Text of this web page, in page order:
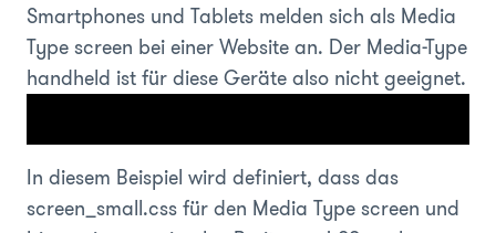
Smartphones und Tablets melden sich als Media
Typescreen bei einer Website an. Der Media-Type
handheld ist für diese Geräte also nicht geeignet.
In diesem Beispiel wird definiert, dass das
screen_small.css für den Media Type screen und